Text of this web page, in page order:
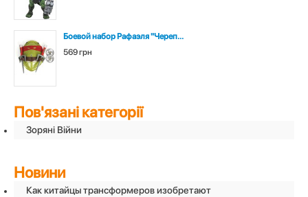
Боевой набор Рафаэля "Череп...
569 грн
Пов'язані категорії
Зоряні Війни
Новини
Как китайцы трансформеров изобретают